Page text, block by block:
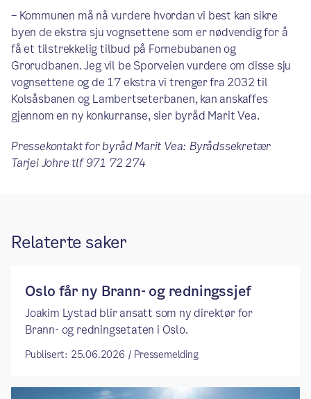
– Kommunen må nå vurdere hvordan vi best kan sikre
byen de ekstra sju vognsettene som er nødvendig for å
få et tilstrekkelig tilbud på Fornebubanen og
Grorudbanen. Jeg vil be Sporveien vurdere om disse sju
vognsettene og de 17 ekstra vi trenger fra 2032 til
Kolsåsbanen og Lambertseterbanen, kan anskaffes
gjennom en ny konkurranse, sier byråd Marit Vea.
Pressekontakt for byråd Marit Vea: Byrådssekretær
Tarjei Johre tlf 971 72 274
Relaterte saker
Oslo får ny Brann- og redningssjef
Joakim Lystad blir ansatt som ny direktør for
Brann- og redningsetaten i Oslo.
Publisert: 25.06.2026 / Pressemelding